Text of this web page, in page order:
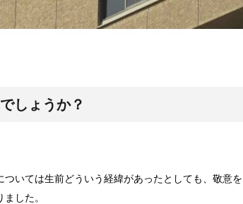
しょうか？
いては生前どういう経緯があったとしても、敬意を
した。